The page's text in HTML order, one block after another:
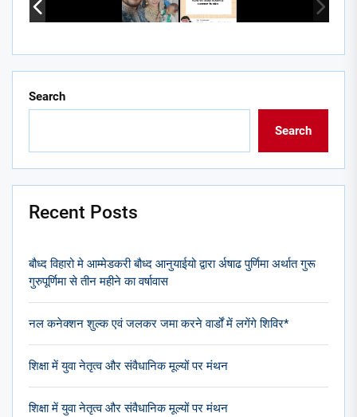
Search
Search
Recent Posts
बौध्द विहारो मे आम्मेडकरी बौध्द आनुयाईयो द्वारा र्अषाढ पुर्णिमा अर्थात गुरू
गुरुपूर्णिमा से तीन महीने का वर्षावास
नल कनेक्शन शुल्क एवं जलकर जमा करने वार्डों में लगेंगे शिविर*
शिक्षा में युवा नेतृत्व और संवैधानिक मूल्यों पर मंथन
शिक्षा में युवा नेतृत्व और संवैधानिक मूल्यों पर मंथन